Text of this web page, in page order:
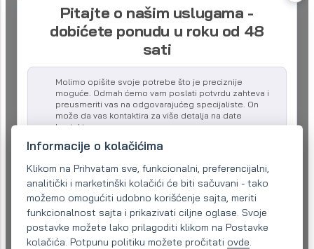
Pitajte o našim uslugama -
dobićete ponudu u roku od 48
sati
Molimo opišite svoje potrebe što je preciznije
moguće. Odmah ćemo vam poslati potvrdu zahteva i
preusmeriti vas na odgovarajućeg specijaliste. On
može da vas kontaktira za više detalja na date
kontakte.
Naziv kompanije:
Email (obavezno)
Informacije o kolačićima
Klikom na Prihvatam sve, funkcionalni, preferencijalni,
analitički i marketinški kolačići će biti sačuvani - tako
možemo omogućiti udobno korišćenje sajta, meriti
funkcionalnost sajta i prikazivati ciljne oglase. Svoje
postavke možete lako prilagoditi klikom na Postavke
kolačića. Potpunu politiku možete pročitati ovde.